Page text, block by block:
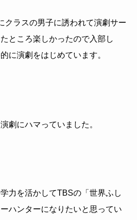
クラスの男子に誘われて演劇サー
ところ楽しかったので入部し
に演劇をはじめています。
劇にハマっていました。
力を活かしてTBSの「世界ふし
ハンターになりたいと思ってい